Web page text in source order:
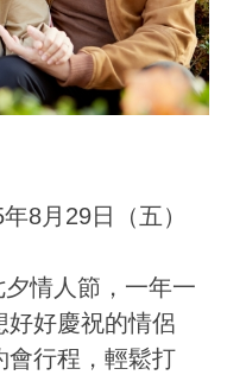
8月29日（五）
情人節，一年一
好好慶祝的情侶
會行程，輕鬆打